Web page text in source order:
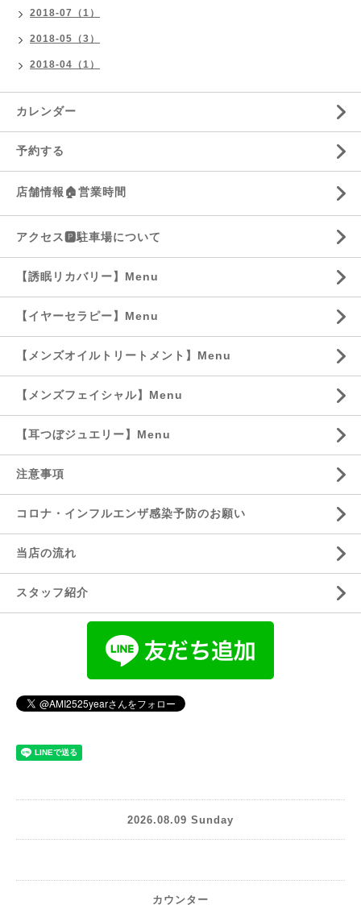
2018-07（1）
2018-05（3）
2018-04（1）
カレンダー
予約する
店舗情報🏠営業時間
アクセス🅿️駐車場について
【誘眠リカバリー】Menu
【イヤーセラピー】Menu
【メンズオイルトリートメント】Menu
【メンズフェイシャル】Menu
【耳つぼジュエリー】Menu
注意事項
コロナ・インフルエンザ感染予防のお願い
当店の流れ
スタッフ紹介
2026.08.09 Sunday
カウンター